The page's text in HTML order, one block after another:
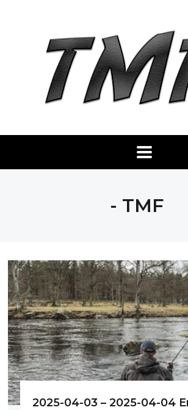
- TMF
2025-04-03 – 2025-04-04